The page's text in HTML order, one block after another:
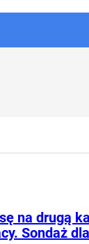
na drugą
Sondaż